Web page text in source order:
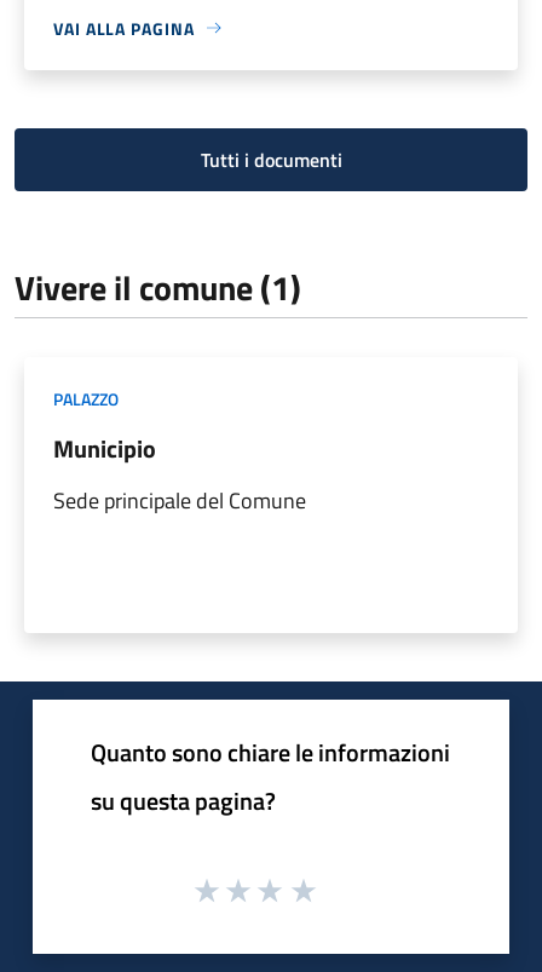
VAI ALLA PAGINA
Tutti i documenti
Vivere il comune (1)
PALAZZO
Municipio
Sede principale del Comune
Quanto sono chiare le informazioni
su questa pagina?